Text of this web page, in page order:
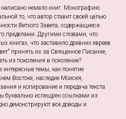
немало книг. Монографию
то, что автор ставит своей целью
Ветхого Завета, содержащиеся
пределами. Другими словами, что
книгах, что заставило древних евреев
принять их за Священное Писание,
из поколения в поколение?
интересные темы, как понятие
Востоке, наследие Моисея,
и копирование и передача текста
буквально испещрен ссылками из
демонстрируют все доводы и